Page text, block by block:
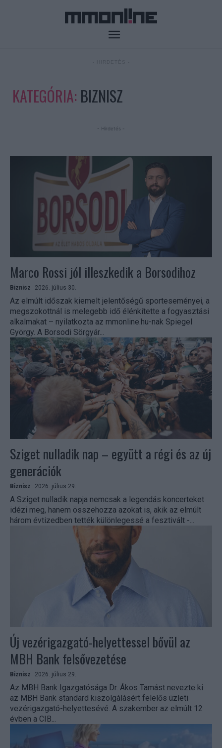
KATEGÓRIA: BIZNISZ
- Hirdetés -
Marco Rossi jól illeszkedik a Borsodihoz
Biznisz 2026. július 30.
Az elmúlt időszak kiemelt jelentőségű sporteseményei, a
megszokottnál is melegebb idő élénkítette a fogyasztási
alkalmakat – nyilatkozta az mmonline.hu-nak Spiegel
György. A Borsodi Sörgyár...
Sziget nulladik nap – együtt a régi és az új
generációk
Biznisz 2026. július 29.
A Sziget nulladik napja nemcsak a legendás koncerteket
idézi meg, hanem összehozza azokat is, akik az elmúlt
három évtizedben tették különlegessé a fesztivált -...
Új vezérigazgató-helyettessel bővül az
MBH Bank felsővezetése
Biznisz 2026. július 29.
Az MBH Bank Igazgatósága Dr. Ákos Tamást nevezte ki
az MBH Bank standard kiszolgálásért felelős üzleti
vezérigazgató-helyettesévé. A szakember az elmúlt 12
évben a CIB...